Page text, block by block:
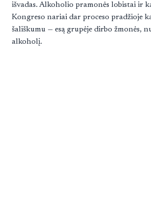
išvadas. Alkoholio pramonės lobistai ir
Kongreso nariai dar proceso pradžioje
šališkumu — esą grupėje dirbo žmonės,
alkoholį.